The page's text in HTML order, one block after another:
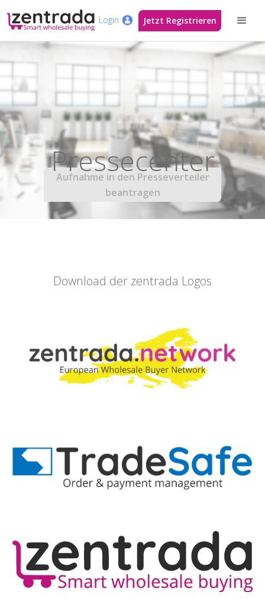
Login Jetzt Registrieren
Pressecenter
Aufnahme in den Presseverteiler
beantragen
Download der zentrada Logos